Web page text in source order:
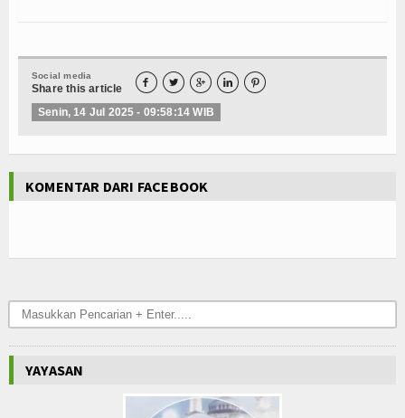
Social media
Share this article     
Senin, 14 Jul 2025 - 09:58:14 WIB
KOMENTAR DARI FACEBOOK
YAYASAN